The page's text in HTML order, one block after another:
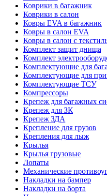
Коврики в багажник
Коврики в салон
Ковры EVA в багажник
Ковры в салон EVA
Ковры в салон с
Комплект защит днища
Комплект
Комплектующие для
Комплектующие для
Комплектующие ТСУ
Компрессоры
Крепеж для багажных
Крепеж для ЗК
Крепеж ЗДА
Крепление для грузов
Крепления для лыж
Крылья
Крылья грузовые
Лопаты
Механические
Накладки на бампер
Накладки на борта